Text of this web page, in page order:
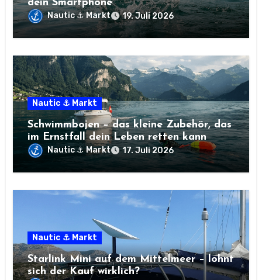
dein Smartphone
Nautic ⚓ Markt 19. Juli 2026
Nautic ⚓ Markt
Schwimmbojen – das kleine Zubehör, das
im Ernstfall dein Leben retten kann
Nautic ⚓ Markt 17. Juli 2026
Nautic ⚓ Markt
Starlink Mini auf dem Mittelmeer – lohnt
sich der Kauf wirklich?